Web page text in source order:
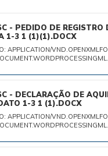
- PEDIDO DE
1-3 1 (1)(1).DOCX
APPLICATION/
- DECLARAÇÃO DE
1-3 1 (1).DOCX
APPLICATION/